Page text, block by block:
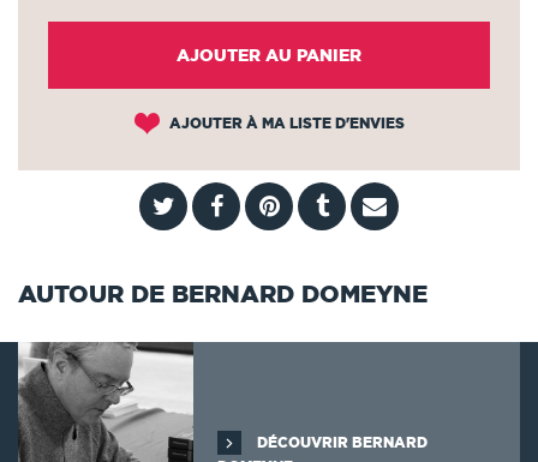
AJOUTER AU PANIER
AJOUTER À MA LISTE D'ENVIES
AUTOUR DE BERNARD DOMEYNE
DÉCOUVRIR BERNARD